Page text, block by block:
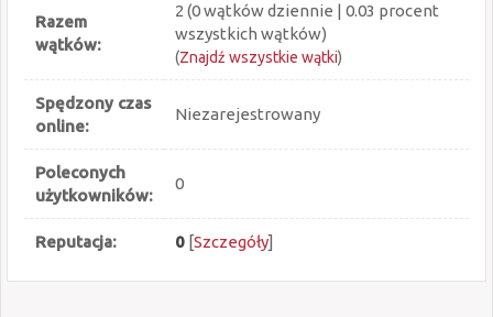
Razem
wątków:
2 (0 wątków dziennie | 0.03 procent
wszystkich wątków)
(Znajdź wszystkie wątki)
Spędzony czas
online:
Niezarejestrowany
Poleconych
użytkowników:
0
Reputacja: 0 [Szczegóły]